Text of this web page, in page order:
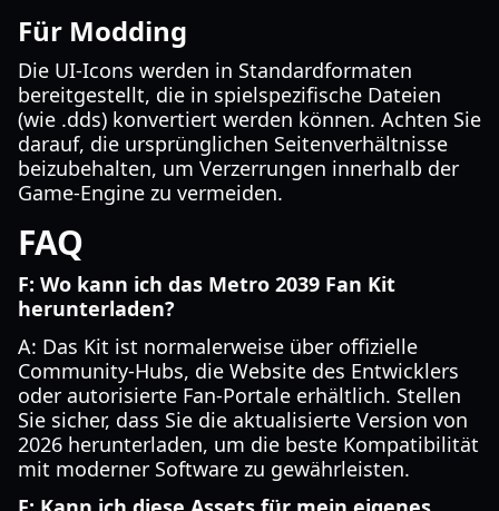
Für Modding
Die UI-Icons werden in Standardformaten
bereitgestellt, die in spielspezifische Dateien
(wie .dds) konvertiert werden können. Achten Sie
darauf, die ursprünglichen Seitenverhältnisse
beizubehalten, um Verzerrungen innerhalb der
Game-Engine zu vermeiden.
FAQ
F: Wo kann ich das Metro 2039 Fan Kit
herunterladen?
A: Das Kit ist normalerweise über offizielle
Community-Hubs, die Website des Entwicklers
oder autorisierte Fan-Portale erhältlich. Stellen
Sie sicher, dass Sie die aktualisierte Version von
2026 herunterladen, um die beste Kompatibilität
mit moderner Software zu gewährleisten.